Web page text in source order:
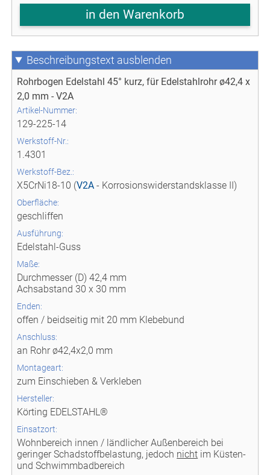
in den Warenkorb
Beschreibungstext
Rohrbogen Edelstahl 45° kurz, für Edelstahlrohr ø42,4 x
2,0 mm - V2A
Artikel-Nummer:
129-225-14
Werkstoff-Nr.:
1.4301
Werkstoff-Bez.:
X5CrNi18-10 (V2A - Korrosionswiderstandsklasse II)
Oberfläche:
geschliffen
Ausführung:
Edelstahl-Guss
Maße:
Durchmesser (D) 42,4 mm
Achsabstand 30 x 30 mm
Enden:
offen / beidseitig mit 20 mm Klebebund
Anschluss:
an Rohr ø42,4x2,0 mm
Montageart:
zum Einschieben & Verkleben
Hersteller:
Körting EDELSTAHL®
Einsatzort:
Wohnbereich innen / ländlicher Außenbereich bei
geringer Schadstoffbelastung, jedoch nicht im Küsten-
und Schwimmbadbereich